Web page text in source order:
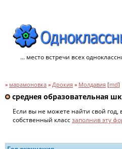
... место встречи всех
» марамоновка » Дрокия » Молдавия [md]
среднея образовательная шк
Если вы не можете найти свой год,
собственный классзаполнив эту